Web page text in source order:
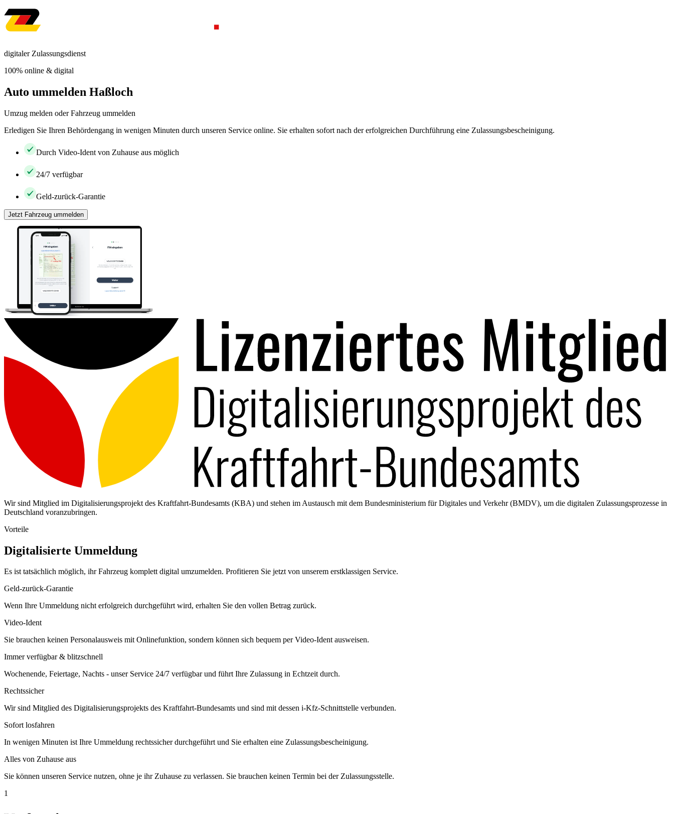
digitaler Zulassungsdienst
100% online & digital
Auto ummelden Haßloch
Umzug melden oder Fahrzeug ummelden
Erledigen Sie Ihren Behördengang in wenigen Minuten durch unseren Service online. Sie erhalten sofort nach der erfolgreichen Durchführung eine Zulassungsbescheinigung.
Durch Video-Ident von Zuhause aus möglich
24/7 verfügbar
Geld-zurück-Garantie
Jetzt Fahrzeug ummelden
Wir sind Mitglied im Digitalisierungsprojekt des Kraftfahrt-Bundesamts (KBA) und stehen im Austausch mit dem Bundesministerium für Digitales und Verkehr (BMDV), um die digitalen Zulassungsprozesse in
Deutschland voranzubringen.
Vorteile
Digitalisierte Ummeldung
Es ist tatsächlich möglich, ihr Fahrzeug komplett digital umzumelden. Profitieren Sie jetzt von unserem erstklassigen Service.
Geld-zurück-Garantie
Wenn Ihre Ummeldung nicht erfolgreich durchgeführt wird, erhalten Sie den vollen Betrag zurück.
Video-Ident
Sie brauchen keinen Personalausweis mit Onlinefunktion, sondern können sich bequem per Video-Ident ausweisen.
Immer verfügbar & blitzschnell
Wochenende, Feiertage, Nachts - unser Service 24/7 verfügbar und führt Ihre Zulassung in Echtzeit durch.
Rechtssicher
Wir sind Mitglied des Digitalisierungsprojekts des Kraftfahrt-Bundesamts und sind mit dessen i-Kfz-Schnittstelle verbunden.
Sofort losfahren
In wenigen Minuten ist Ihre Ummeldung rechtssicher durchgeführt und Sie erhalten eine Zulassungsbescheinigung.
Alles von Zuhause aus
Sie können unseren Service nutzen, ohne je ihr Zuhause zu verlassen. Sie brauchen keinen Termin bei der Zulassungsstelle.
1